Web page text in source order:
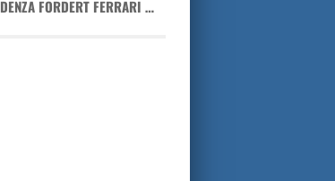
DENZA FORDERT FERRARI …